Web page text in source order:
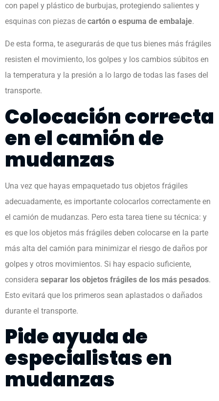
con papel y plástico de burbujas, protegiendo salientes y
esquinas con piezas de cartón o espuma de embalaje.
De esta forma, te asegurarás de que tus bienes más frágiles
resisten el movimiento, los golpes y los cambios súbitos en
la temperatura y la presión a lo largo de todas las fases del
transporte.
Colocación correcta
en el camión de
mudanzas
Una vez que hayas empaquetado tus objetos frágiles
adecuadamente, es importante colocarlos correctamente en
el camión de mudanzas. Pero esta tarea tiene su técnica: y
es que los objetos más frágiles deben colocarse en la parte
más alta del camión para minimizar el riesgo de daños por
golpes y otros movimientos. Si hay espacio suficiente,
considera separar los objetos frágiles de los más pesados.
Esto evitará que los primeros sean aplastados o dañados
durante el transporte.
Pide ayuda de
especialistas en
mudanzas